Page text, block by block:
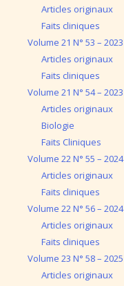
Articles originaux
Faits cliniques
Volume 21 N° 53 – 2023
Articles originaux
Faits cliniques
Volume 21 N° 54 – 2023
Articles originaux
Biologie
Faits Cliniques
Volume 22 N° 55 – 2024
Articles originaux
Faits cliniques
Volume 22 N° 56 – 2024
Articles originaux
Faits cliniques
Volume 23 N° 58 – 2025
Articles originaux